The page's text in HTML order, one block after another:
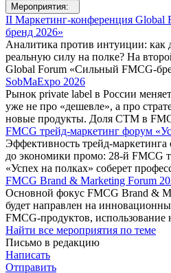
Мероприятия:
II Маркетинг-конференция
бренд 2026»
Аналитика против интуиции: как
реальную силу на полке? На
Global Forum «Сильный FMCG-
SobMaExpo 2026
Рынок private label в России
уже не про «дешевле», а про
новые продукты. Доля СТМ в
FMCG трейд-маркетинг форум
Эффективность трейд-маркетинга
до экономики промо: 28-й FMCG
«Успех на полках» соберет
FMCG Brand & Marketing Forum
Основной фокус FMCG Brand &
будет направлен на
FMCG-продуктов,
Найти все мероприятия по теме
Письмо в редакцию
Написать
Отправить